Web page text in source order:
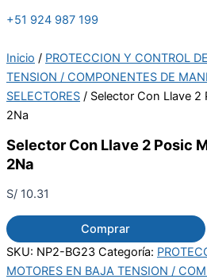
+51 924 987 199
Inicio / PROTECCION Y CONTROL
TENSION / COMPONENTES DE
SELECTORES / Selector Con Llave
2Na
Selector Con Llave 2 Posic
2Na
S/ 10.31
Comprar
SKU: NP2-BG23 Categoría:
MOTORES EN BAJA TENSION /